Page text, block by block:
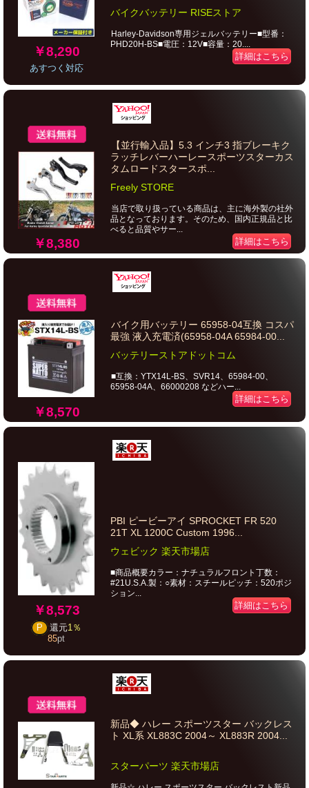
￥8,290
あすつく対応
バイクバッテリー RISEストア
Harley-Davidson専用ジェルバッテリー■型番：
PHD20H-BS■電圧：12V■容量：20....
詳細はこちら
￥8,380
【並行輸入品】5.3 インチ3 指ブレーキク
ラッチレバーハーレースポーツスターカス
タムロードスタースポ...
Freely STORE
当店で取り扱っている商品は、主に海外製の社外
品となっております。そのため、国内正規品と比
べると品質やサー...
詳細はこちら
￥8,570
バイク用バッテリー 65958-04互換 コスパ
最強 液入充電済(65958-04A 65984-00...
バッテリーストアドットコム
■互換：YTX14L-BS、SVR14、65984-00、
65958-04A、66000208 などハー...
詳細はこちら
￥8,573
P 還元1％
85pt
PBI ピービーアイ SPROCKET FR 520
21T XL 1200C Custom 1996...
ウェビック 楽天市場店
■商品概要カラー：ナチュラルフロント丁数：
#21U.S.A.製：○素材：スチールピッチ：520ポジ
ション...
詳細はこちら
新品◆ ハレー スポーツスター バックレス
ト XL系 XL883C 2004～ XL883R 2004...
スターパーツ 楽天市場店